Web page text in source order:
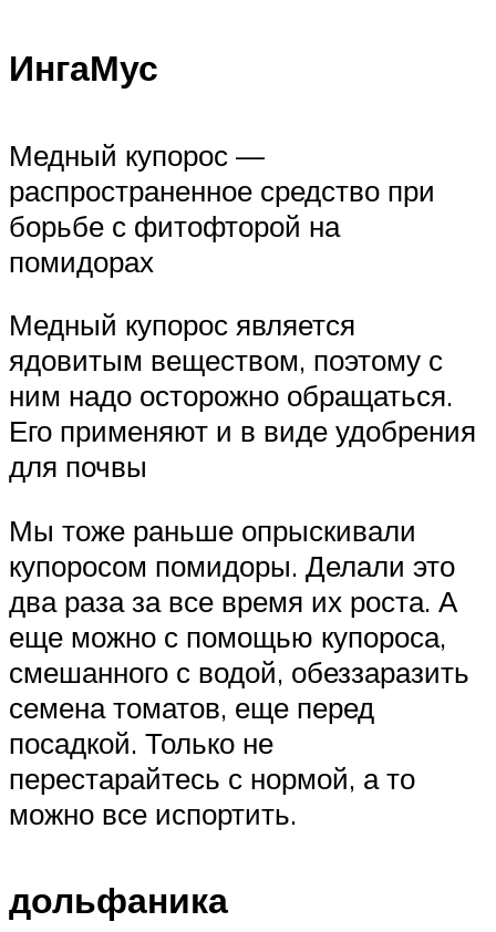
ИнгаМус
Медный купорос —
распространенное средство при
борьбе с фитофторой на
помидорах
Медный купорос является
ядовитым веществом, поэтому с
ним надо осторожно обращаться.
Его применяют и в виде удобрения
для почвы
Мы тоже раньше опрыскивали
купоросом помидоры. Делали это
два раза за все время их роста. А
еще можно с помощью купороса,
смешанного с водой, обеззаразить
семена томатов, еще перед
посадкой. Только не
перестарайтесь с нормой, а то
можно все испортить.
дольфаника